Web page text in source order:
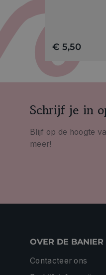
€ 5,50
Schrijf je in
Blijf op de hoogte
meer!
OVER DE BANIER
Contacteer ons